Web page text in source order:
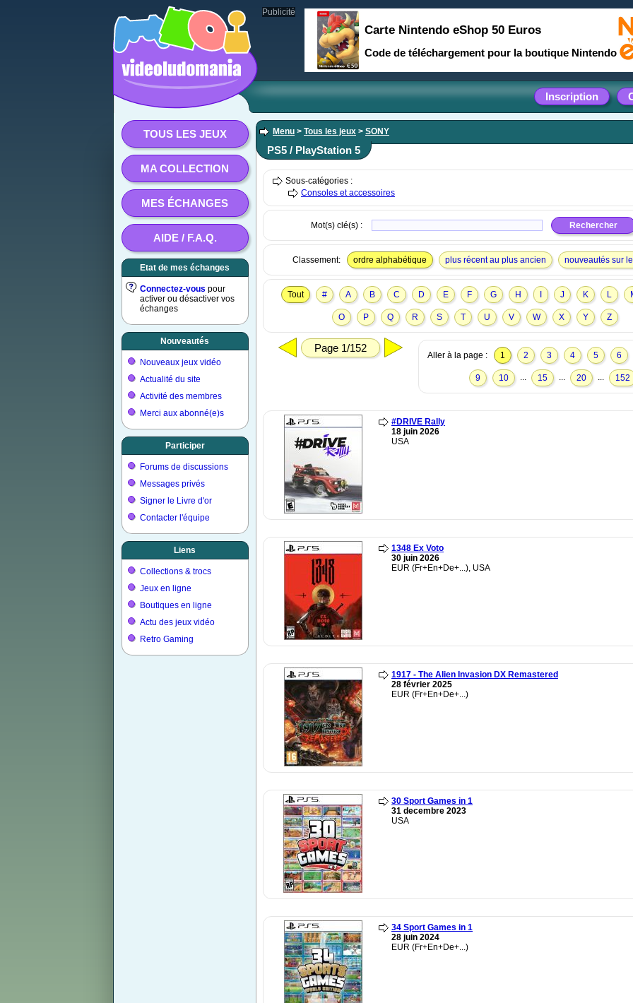
Inscription
TOUS LES JEUX
MA COLLECTION
MES ÉCHANGES
AIDE / F.A.Q.
Etat de mes échanges
Connectez-vous pour
activer ou désactiver vos
échanges
Nouveautés
Nouveaux jeux vidéo
Actualité du site
Activité des membres
Merci aux abonné(e)s
Participer
Forums de discussions
Messages privés
Signer le Livre d'or
Contacter l'équipe
Liens
Collections & trocs
Jeux en ligne
Boutiques en ligne
Actu des jeux vidéo
Retro Gaming
Menu > Tous les jeux > SONY
PS5 / PlayStation 5
Sous-catégories :
Consoles et accessoires
Mot(s) clé(s) :
Classement: ordre alphabétique plus récent au plus ancien nouveautés sur
Tout # A B C D E F G H J K L
O P Q R S T U V W X Y Z
Page 1/152
Aller à la page : 1 2 3 4 5 6
9 10 ... 15 ... 20 ... 152
#DRIVE Rally
18 juin 2026
USA
1348 Ex Voto
30 juin 2026
EUR (Fr+En+De+...), USA
1917 - The Alien Invasion DX Remastered
28 février 2025
EUR (Fr+En+De+...)
30 Sport Games in 1
31 decembre 2023
USA
34 Sport Games in 1
28 juin 2024
EUR (Fr+En+De+...)
Publicité
Carte Nintendo eShop 50 Euros
Code de téléchargement pour la boutique Nintendo